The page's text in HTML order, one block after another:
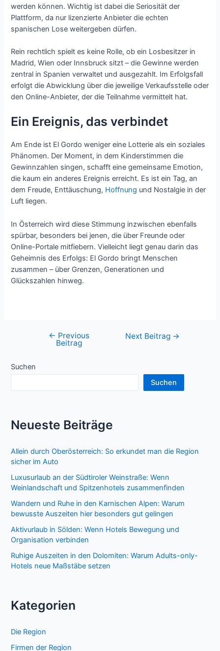
werden können. Wichtig ist dabei die Seriosität der
Plattform, da nur lizenzierte Anbieter die echten
spanischen Lose weitergeben dürfen.
Rein rechtlich spielt es keine Rolle, ob ein Losbesitzer in
Madrid, Wien oder Innsbruck sitzt – die Gewinne werden
zentral in Spanien verwaltet und ausgezahlt. Im Erfolgsfall
erfolgt die Abwicklung über die jeweilige Verkaufsstelle oder
den Online-Anbieter, der die Teilnahme vermittelt hat.
Ein Ereignis, das verbindet
Am Ende ist El Gordo weniger eine Lotterie als ein soziales
Phänomen. Der Moment, in dem Kinderstimmen die
Gewinnzahlen singen, schafft eine gemeinsame Emotion,
die kaum ein anderes Ereignis erreicht. Es ist ein Tag, an
dem Freude, Enttäuschung, Hoffnung und Nostalgie in der
Luft liegen.
In Österreich wird diese Stimmung inzwischen ebenfalls
spürbar, besonders bei jenen, die über Freunde oder
Online-Portale mitfiebern. Vielleicht liegt genau darin das
Geheimnis des Erfolgs: El Gordo bringt Menschen
zusammen – über Grenzen, Generationen und
Glückszahlen hinweg.
Beitragsnavigation
← Previous
Beitrag
Next Beitrag →
Suchen
Suchen
Neueste Beiträge
Allein durch Oberösterreich: So erkundet man die Region
sicher im Auto
Luxusurlaub an der Südtiroler Weinstraße: Wenn
Weinlandschaft und Spitzenhotels zusammenfinden
Wandern und Ruhe in den Karnischen Alpen: Warum
bewusste Auszeiten hier besonders gut gelingen
Aktivurlaub in Sölden: Wenn Hotels Bewegung und
Organisation verbinden
Ruhige Auszeiten in den Dolomiten: Warum Adults-only-
Hotels neue Maßstäbe setzen
Kategorien
Die Region
Firmen der Region